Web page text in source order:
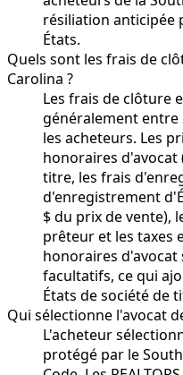
résiliation anticipée
États.
Quels sont les frais de
Carolina ?
Les frais de clôture
généralement entre
les acheteurs. Les
honoraires d'avocat
titre, les frais
d'enregistrement
$ du prix de vente),
prêteur et les taxes
honoraires
facultatifs, ce qui
États de société de
Qui sélectionne l'avocat
L'acheteur
protégé par le